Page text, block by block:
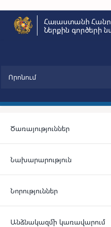
content
Հայաստանի
Ներքին գործերի
Ծառայություններ
Նախարարություն
Նորություններ
Անձնակազմի կառավարում